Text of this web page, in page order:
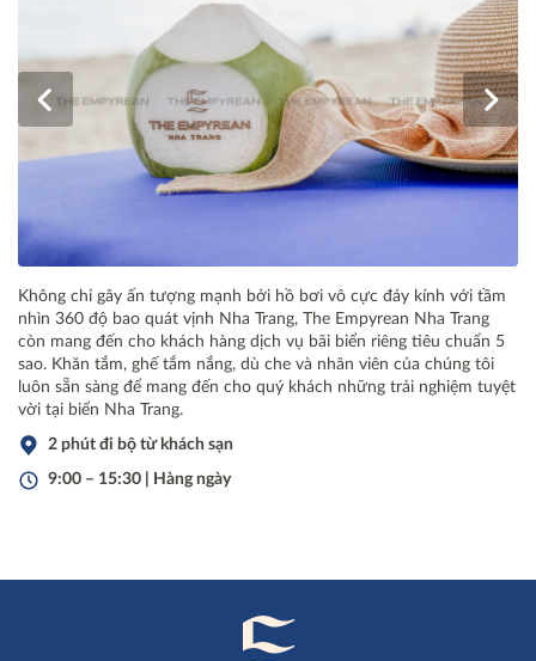
Không chỉ gây ấn tượng mạnh bởi hồ bơi vô cực đáy kính với tầm
nhìn 360 độ bao quát vịnh Nha Trang, The Empyrean Nha Trang
còn mang đến cho khách hàng dịch vụ bãi biển riêng tiêu chuẩn 5
sao. Khăn tắm, ghế tắm nắng, dù che và nhân viên của chúng tôi
luôn sẵn sàng để mang đến cho quý khách những trải nghiệm tuyệt
vời tại biển Nha Trang.
2 phút đi bộ từ khách sạn
9:00 – 15:30 | Hàng ngày